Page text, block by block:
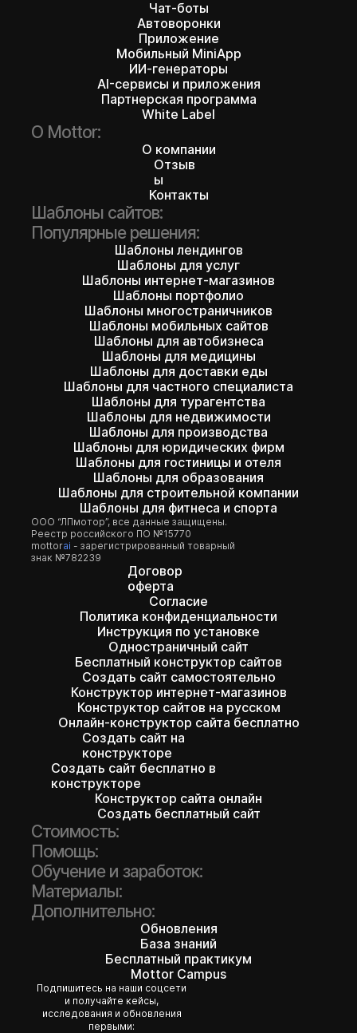
Чат-боты
Автоворонки
Приложение
Мобильный MiniApp
ИИ-генераторы
AI-сервисы и приложения
Партнерская программа
White Label
О Mottor:
О компании
Отзыв
ы
Контакты
Шаблоны сайтов:
Популярные решения:
Шаблоны лендингов
Шаблоны для услуг
Шаблоны интернет-магазинов
Шаблоны портфолио
Шаблоны многостраничников
Шаблоны мобильных сайтов
Шаблоны для автобизнеса
Шаблоны для медицины
Шаблоны для доставки еды
Шаблоны для частного специалиста
Шаблоны для турагентства
Шаблоны для недвижимости
Шаблоны для производства
Шаблоны для юридических фирм
Шаблоны для гостиницы и отеля
Шаблоны для образования
Шаблоны для строительной компании
Шаблоны для фитнеса и спорта
ООО “ЛПмотор”, все данные защищены.
Реестр российского ПО №15770
mottorai - зарегистрированный товарный
знак №782239
Договор
оферта
Согласие
Политика конфиденциальности
Инструкция по установке
Одностраничный сайт
Бесплатный конструктор сайтов
Создать сайт самостоятельно
Конструктор интернет-магазинов
Конструктор сайтов на русском
Онлайн-конструктор сайта бесплатно
Создать сайт на
конструкторе
Создать сайт бесплатно в
конструкторе
Конструктор сайта онлайн
Создать бесплатный сайт
Стоимость:
Помощь:
Обучение и заработок:
Материалы:
Дополнительно:
Обновления
База знаний
Бесплатный практикум
Mottor Campus
Подпишитесь на наши соцсети
и получайте кейсы,
исследования и обновления
первыми: